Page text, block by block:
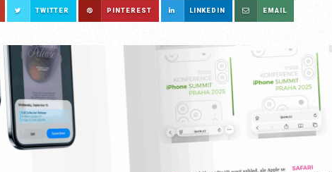
TWITTER PINTEREST LINKEDIN EMAIL